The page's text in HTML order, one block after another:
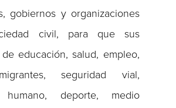
gobiernos y organizaciones
civil, para que sus
educación, salud, empleo,
seguridad vial,
humano, deporte, medio